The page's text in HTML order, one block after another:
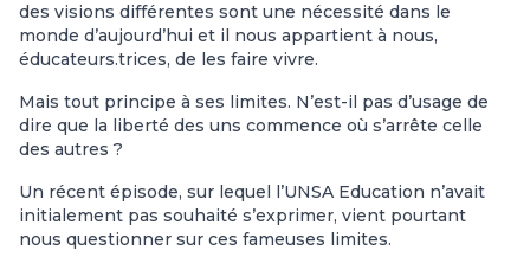
des visions différentes sont une nécessité dans le
monde d’aujourd’hui et il nous appartient à nous,
éducateurs.trices, de les faire vivre.
Mais tout principe à ses limites. N’est-il pas d’usage de
dire que la liberté des uns commence où s’arrête celle
des autres ?
Un récent épisode, sur lequel l’UNSA Education n’avait
initialement pas souhaité s’exprimer, vient pourtant
nous questionner sur ces fameuses limites.